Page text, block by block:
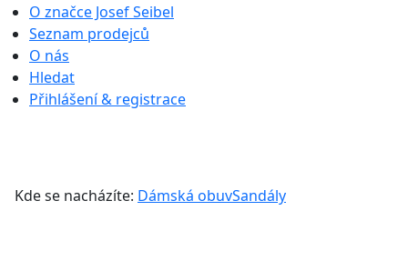
O značce Josef Seibel
Seznam prodejců
O nás
Hledat
Přihlášení & registrace
Kde se nacházíte: Dámská obuvSandály